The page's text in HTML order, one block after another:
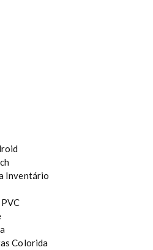
Inventário
Colorida